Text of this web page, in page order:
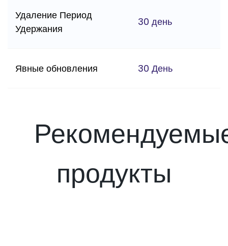
Удаление Период
Удержания
30 день
Явные обновления 30 День
продукты